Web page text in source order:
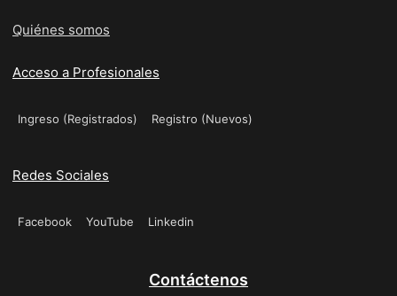
Quiénes somos
Acceso a Profesionales
Ingreso (Registrados) Registro (Nuevos)
Redes Sociales
Facebook YouTube Linkedin
Contáctenos